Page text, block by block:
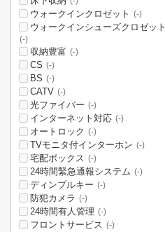
ウォークインクロゼット (-)
ウォークインシューズクロゼット
(-)
収納豊富 (-)
CS (-)
BS (-)
CATV (-)
光ファイバー (-)
インターネット対応 (-)
オートロック (-)
TVモニタ付インターホン (-)
宅配ボックス (-)
24時間緊急通報システム (-)
ディンプルキー (-)
防犯カメラ (-)
24時間有人管理 (-)
フロントサービス (-)